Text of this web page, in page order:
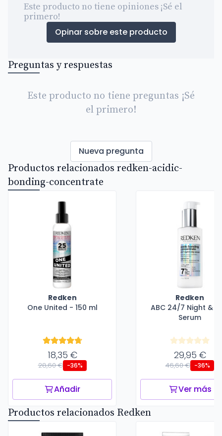
Este producto no tiene opiniones ¡Sé el
primero!
Opinar sobre este producto
Preguntas y respuestas
Este producto no tiene preguntas ¡Sé
el primero!
Nueva pregunta
Productos relacionados redken-acidic-
bonding-concentrate
Redken
One United - 150 ml
18,35 €
28,60 € -36%
Añadir
Redken
ABC 24/7 Night &
Serum
29,95 €
46,60 € -36%
Ver más
Productos relacionados Redken